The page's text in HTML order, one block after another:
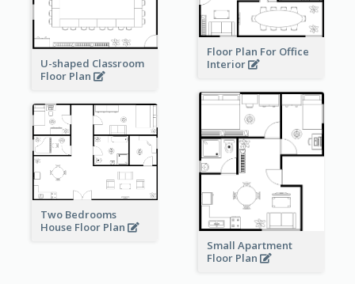
Floor Plan For Office
Interior
U-shaped Classroom
Floor Plan
Small Apartment
Floor Plan
Two Bedrooms
House Floor Plan